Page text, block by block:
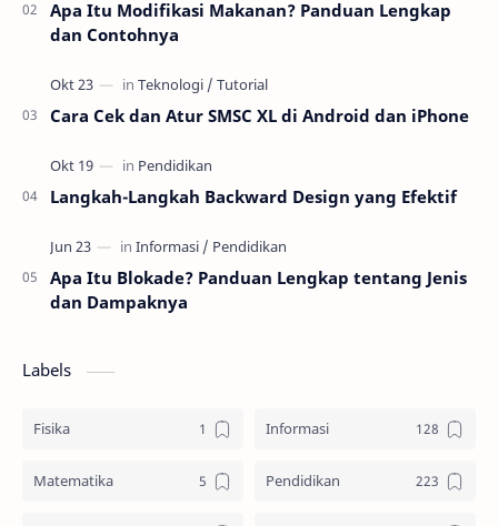
Apa Itu Modifikasi Makanan? Panduan Lengkap
dan Contohnya
Cara Cek dan Atur SMSC XL di Android dan iPhone
Langkah-Langkah Backward Design yang Efektif
Apa Itu Blokade? Panduan Lengkap tentang Jenis
dan Dampaknya
Labels
Fisika Informasi
Matematika Pendidikan